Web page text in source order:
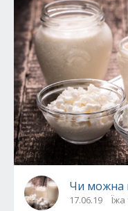
Чи можна
17.06.19